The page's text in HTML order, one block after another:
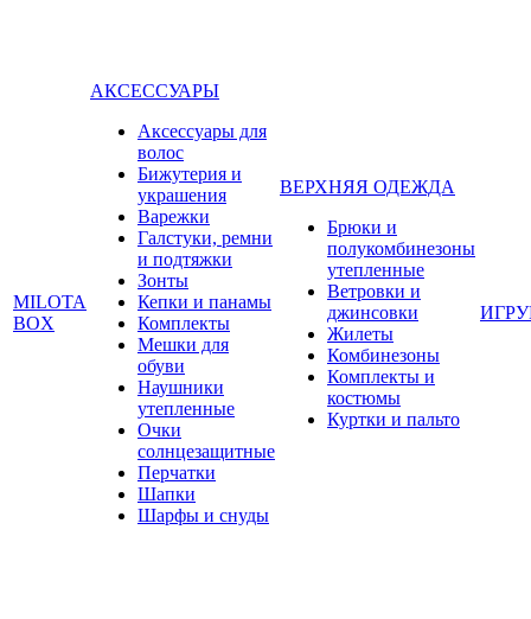
MILOTA
BOX
АКСЕССУАРЫ
Аксессуары для
волос
Бижутерия и
украшения
Варежки
Галстуки, ремни
и подтяжки
Зонты
Кепки и панамы
Комплекты
Мешки для
обуви
Наушники
утепленные
Очки
солнцезащитные
Перчатки
Шапки
Шарфы и снуды
ВЕРХНЯЯ ОДЕЖДА
Брюки и
полукомбинезоны
утепленные
Ветровки и
джинсовки
Жилеты
Комбинезоны
Комплекты и
костюмы
Куртки и пальто